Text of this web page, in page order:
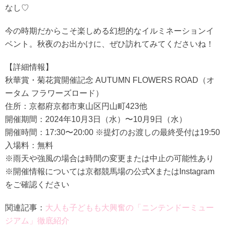
なし♡
今の時期だからこそ楽しめる幻想的なイルミネーションイ
ベント。秋夜のお出かけに、ぜひ訪れてみてくださいね！
【詳細情報】
秋華賞・菊花賞開催記念 AUTUMN FLOWERS ROAD（オ
ータム フラワーズロード）
住所：京都府京都市東山区円山町423他
開催期間：2024年10月3日（水）〜10月9日（水）
開催時間：17:30〜20:00 ※提灯のお渡しの最終受付は19:50
入場料：無料
※雨天や強風の場合は時間の変更または中止の可能性あり
※開催情報については京都競馬場の公式XまたはInstagram
をご確認ください
関連記事： 大人も子どもも大興奮の「ニンテンドーミュー
ジアム」徹底紹介